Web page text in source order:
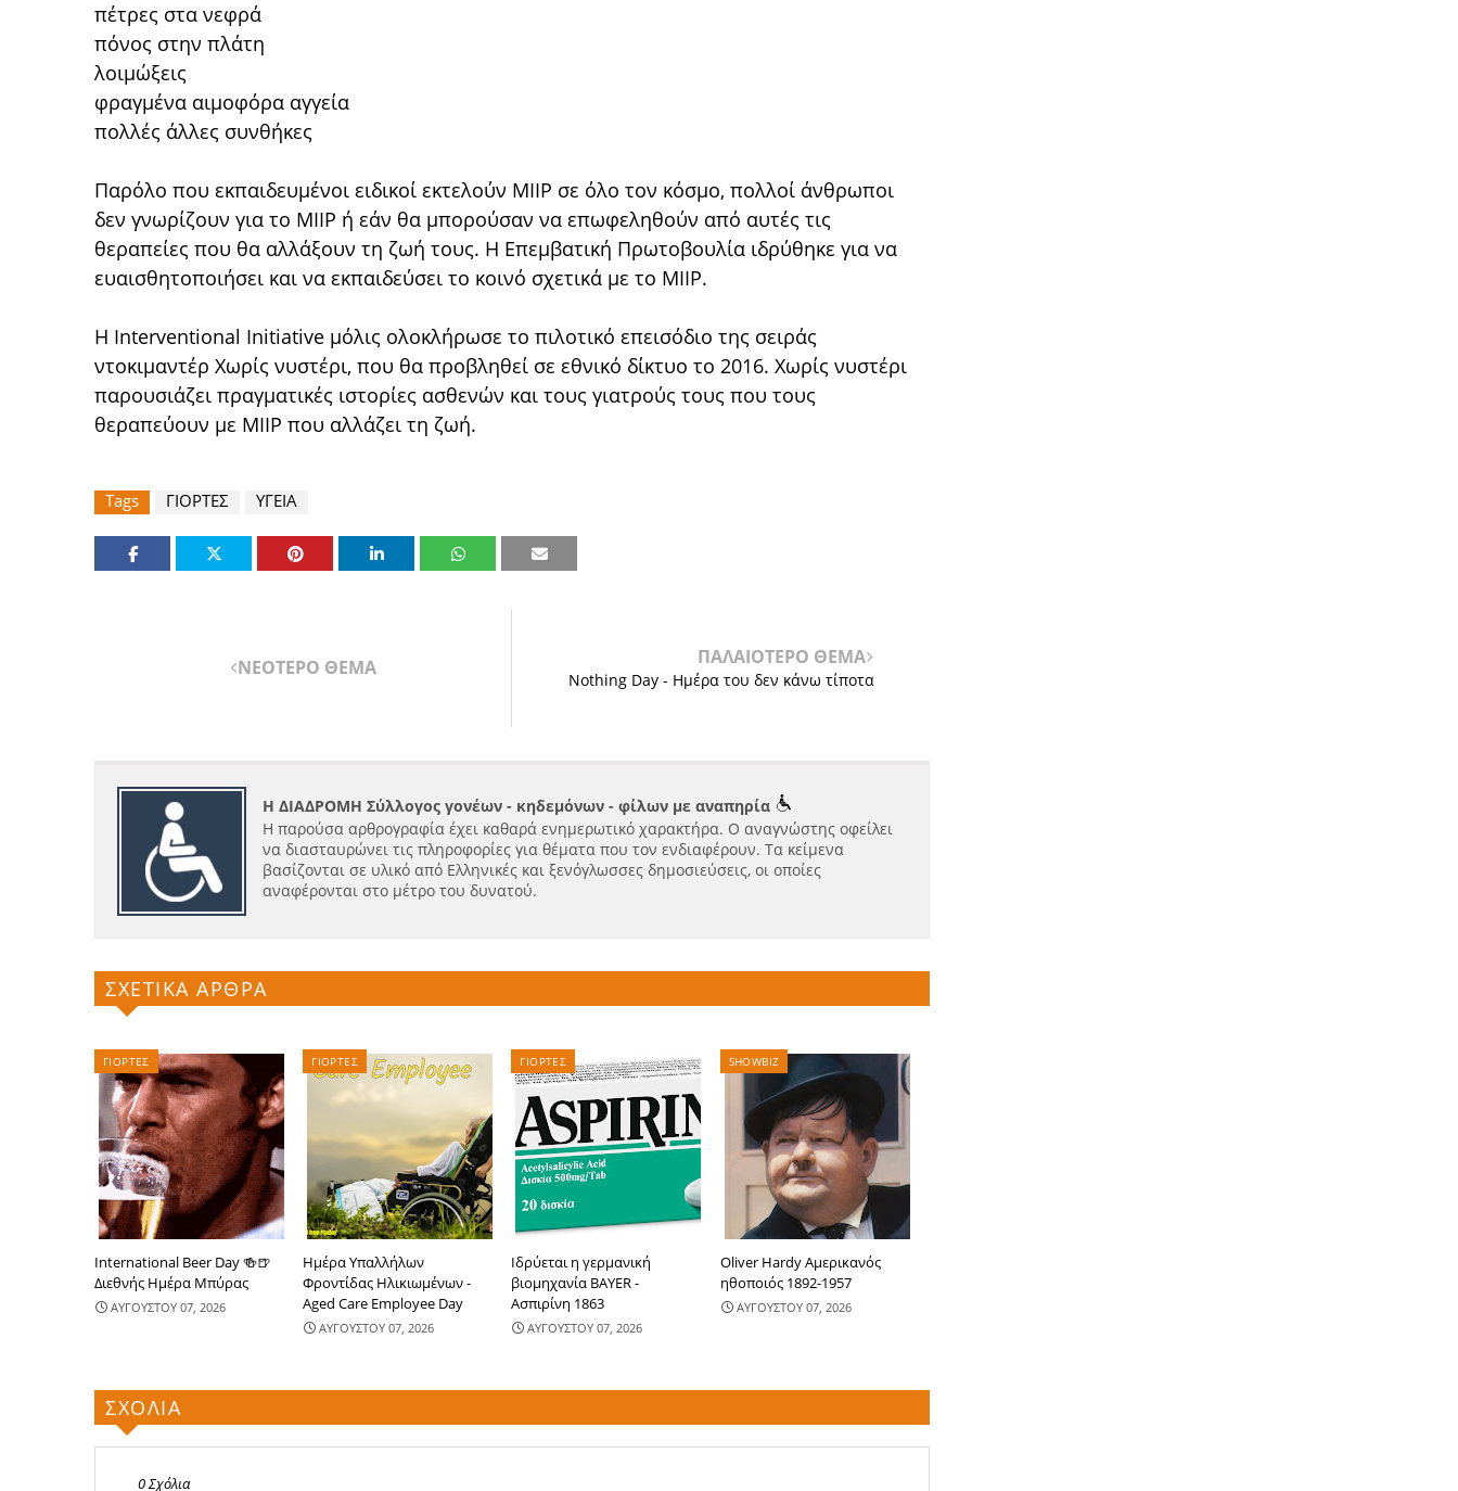
πέτρες στα νεφρά
πόνος στην πλάτη
λοιμώξεις
φραγμένα αιμοφόρα αγγεία
πολλές άλλες συνθήκες
Παρόλο που εκπαιδευμένοι ειδικοί εκτελούν MIIP σε όλο τον κόσμο, πολλοί άνθρωποι
δεν γνωρίζουν για το MIIP ή εάν θα μπορούσαν να επωφεληθούν από αυτές τις
θεραπείες που θα αλλάξουν τη ζωή τους. Η Επεμβατική Πρωτοβουλία ιδρύθηκε για να
ευαισθητοποιήσει και να εκπαιδεύσει το κοινό σχετικά με το MIIP.
Η Interventional Initiative μόλις ολοκλήρωσε το πιλοτικό επεισόδιο της σειράς
ντοκιμαντέρ Χωρίς νυστέρι, που θα προβληθεί σε εθνικό δίκτυο το 2016. Χωρίς νυστέρι
παρουσιάζει πραγματικές ιστορίες ασθενών και τους γιατρούς τους που τους
θεραπεύουν με MIIP που αλλάζει τη ζωή.
Tags ΓΙΟΡΤΕΣ ΥΓΕΙΑ
ΝΕΟΤΕΡΟ ΘΕΜΑ ΠΑΛΑΙΟΤΕΡΟ ΘΕΜΑ
Nothing Day - Ημέρα του δεν κάνω τίποτα
Η ΔΙΑΔΡΟΜΗ Σύλλογος γονέων - κηδεμόνων - φίλων με αναπηρία
Η παρούσα αρθρογραφία έχει καθαρά ενημερωτικό χαρακτήρα. Ο αναγνώστης οφείλει
να διασταυρώνει τις πληροφορίες για θέματα που τον ενδιαφέρουν. Τα κείμενα
βασίζονται σε υλικό από Ελληνικές και ξενόγλωσσες δημοσιεύσεις, οι οποίες
αναφέρονται στο μέτρο του δυνατού.
ΣΧΕΤΙΚΑ ΑΡΘΡΑ
ΓΙΟΡΤΕΣ
International Beer Day 🍻🍺
Διεθνής Ημέρα Μπύρας
ΑΥΓΟΥΣΤΟΥ 07, 2026
ΓΙΟΡΤΕΣ
Ημέρα Υπαλλήλων
Φροντίδας Ηλικιωμένων -
Aged Care Employee Day
ΑΥΓΟΥΣΤΟΥ 07, 2026
ΓΙΟΡΤΕΣ
Ιδρύεται η γερμανική
βιομηχανία BAYER -
Ασπιρίνη 1863
ΑΥΓΟΥΣΤΟΥ 07, 2026
SHOWBIZ
Oliver Hardy Αμερικανός
ηθοποιός 1892-1957
ΑΥΓΟΥΣΤΟΥ 07, 2026
ΣΧΟΛΙΑ
0 Σχόλια